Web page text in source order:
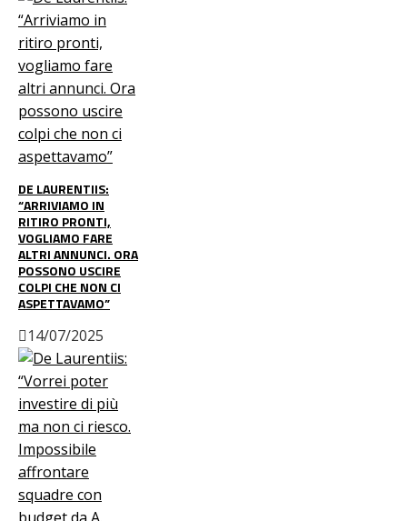
DE LAURENTIIS:
“ARRIVIAMO IN
RITIRO PRONTI,
VOGLIAMO FARE
ALTRI ANNUNCI. ORA
POSSONO USCIRE
COLPI CHE NON CI
ASPETTAVAMO”
14/07/2025